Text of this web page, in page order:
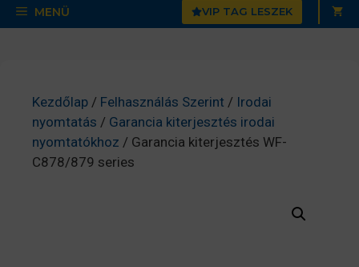
MENÜ VIP TAG LESZEK
Kezdőlap / Felhasználás Szerint / Irodai
nyomtatás / Garancia kiterjesztés irodai
nyomtatókhoz / Garancia kiterjesztés WF-
C878/879 series